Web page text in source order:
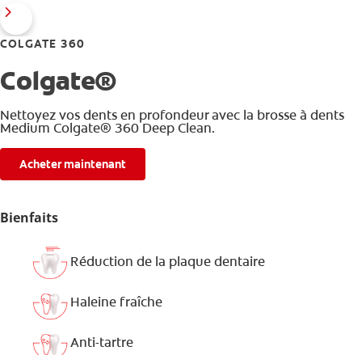
COLGATE 360
Colgate®
Nettoyez vos dents en profondeur avec la brosse à dents
Medium Colgate® 360 Deep Clean.
Acheter maintenant
Bienfaits
Réduction de la plaque dentaire
Haleine fraîche
Anti-tartre